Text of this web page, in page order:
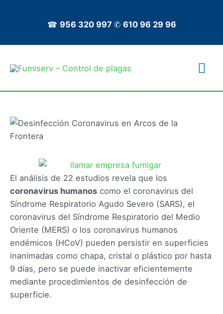
☎ 956 320 997 ✆ 610 96 29 96
El análisis de 22 estudios revela que los
coronavirus humanos como el coronavirus del
Síndrome Respiratorio Agudo Severo (SARS), el
coronavirus del Síndrome Respiratorio del Medio
Oriente (MERS) o los coronavirus humanos
endémicos (HCoV) pueden persistir en superficies
inanimadas como chapa, cristal o plástico por hasta
9 días, pero se puede inactivar eficientemente
mediante procedimientos de desinfección de
superficie.